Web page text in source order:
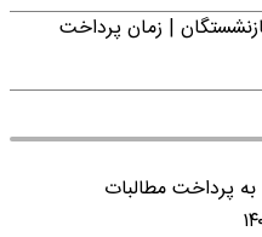
| زمان پرداخت
پرداخت مطالبات